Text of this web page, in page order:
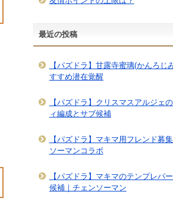
最近の投稿
【パズドラ】甘露寺蜜璃(かんろじ
すすめ潜在覚醒
【パズドラ】クリスマスアルジェ
ィ編成とサブ候補
【パズドラ】マキマ用フレンド募
ソーマンコラボ
【パズドラ】マキマのテンプレパ
候補｜チェンソーマン